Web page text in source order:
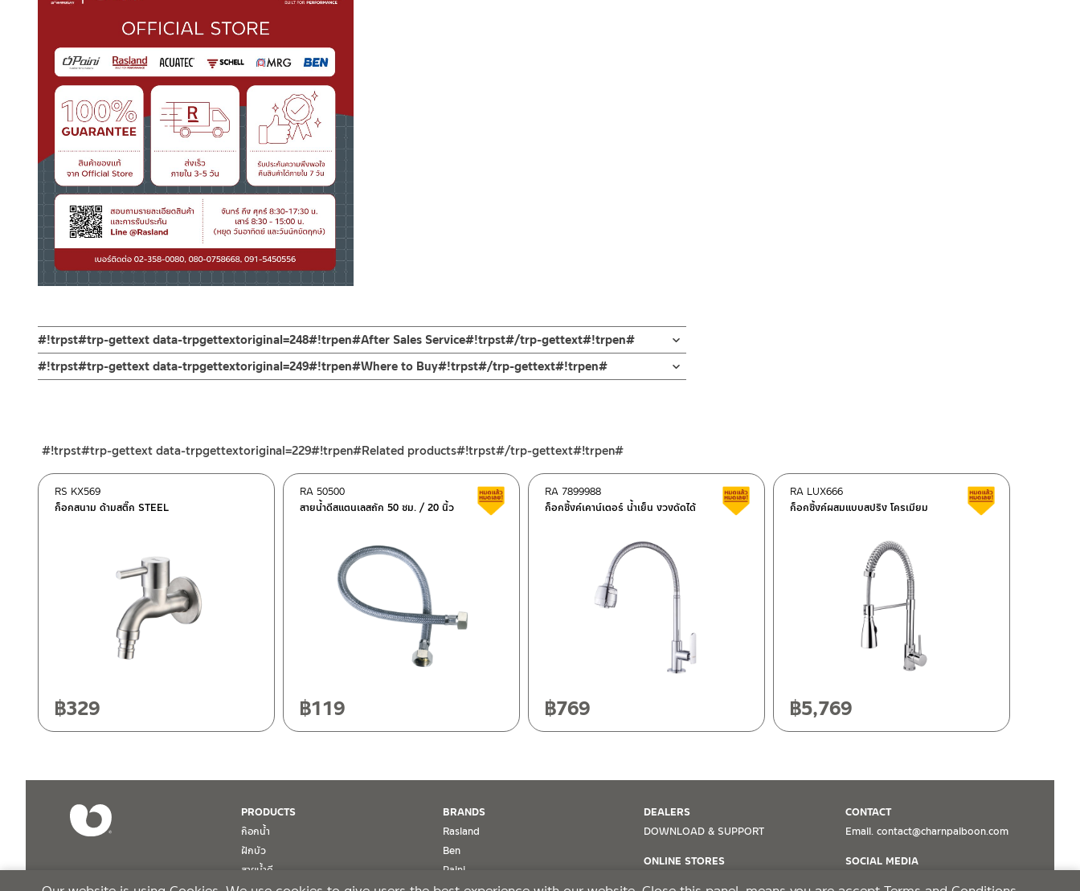
#!trpst#trp-gettext data-trpgettextoriginal=248#!trpen#After Sales Service#!trpst#/trp-gettext#!trpen#
ช่องทางออนไลน์
– Email: contact@charnpaiboon.com
662/61-62 ถนน พระราม3 แขวงบางโพงพาง เขตยานนาวา กรุงเทพฯ 10120
โทร: 02-358-0080 / 080-075-8668 / 091-545-0556
ศูนย์บริการและอะไหล่
โทร: 080-075-2626
วันเสาร์ เวลา 8:30-15:00 น.
1. การรับประกัน จะต้องมีหลักฐานการซื้อ หรือ ใบเสร็จ โดยทางบริษัทฯ ขอตรวจสอบโดยนับวันซื้อขายเป็นสำคัญ ทางบริษัทฯ ไม่สามารถให้
#!trpst#trp-gettext data-trpgettextoriginal=249#!trpen#Where to Buy#!trpst#/trp-gettext#!trpen#
–Lazada
– ซื้อสินค้าชิ้นนี้บน Shopee
ซื้อสินค้าชิ้นนี้บน Lazada>>
@charnpaiboon.sales
ติดต่อ ชาญไพบูลย์ / Contact Us
#!trpst#trp-gettext data-trpgettextoriginal=229#!trpen#Related products#!trpst#/trp-gettext#!trpen#
ก็อกสนาม ด้ามสติ๊ก STEEL
RS KX569
฿329
สายน้ำดีสแตนเลสถัก 50 ซม. / 20 นิ้ว
RA 50500 สินค้าลดราคา เคลียร์สต็อก
฿119
ก็อกซิ้งค์เคาน์เตอร์ น้ำเย็น งวงดัดได้
RA 7899988 สินค้าลดราคา เคลียร์สต็อก
฿769
ก็อกซิ้งค์ผสมแบบสปริง โครเมียม
RA LUX666
฿5,769
PRODUCTS
ก๊อกน้ำ
ฝักบัว
สายน้ำดี
BRANDS
Rasland
Ben
Paini
DEALERS
DOWNLOAD & SUPPORT
ONLINE STORES
CONTACT
Email. contact@charnpaiboon.com
SOCIAL MEDIA